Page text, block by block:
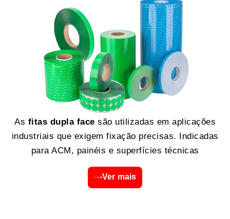
As fitas dupla face são utilizadas em aplicações
industriais que exigem fixação precisas. Indicadas
para ACM, painéis e superfícies técnicas
Ver mais